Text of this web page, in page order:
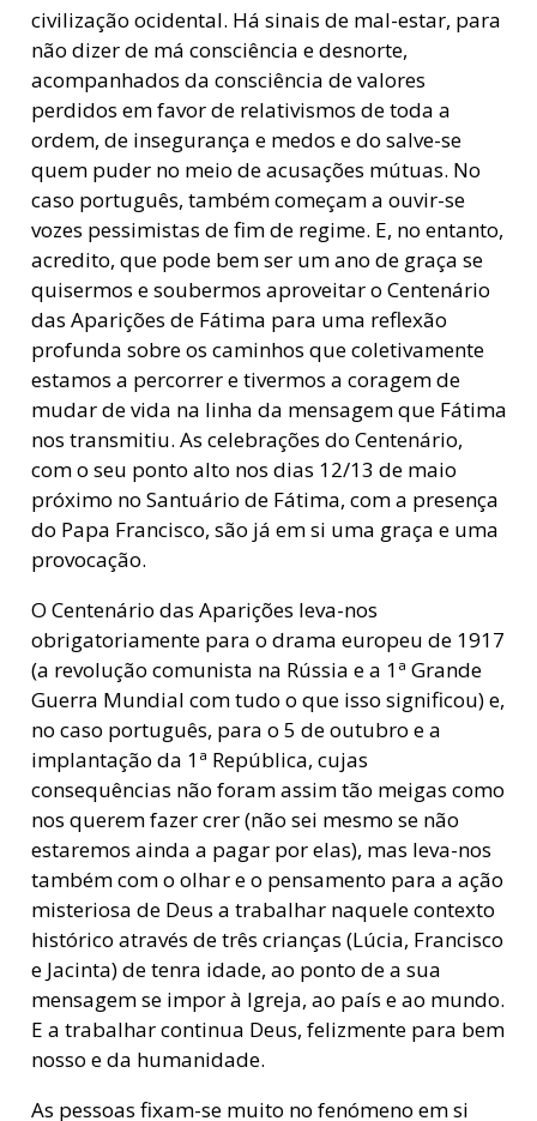
civilização ocidental. Há sinais de mal-estar, para
não dizer de má consciência e desnorte,
acompanhados da consciência de valores
perdidos em favor de relativismos de toda a
ordem, de insegurança e medos e do salve-se
quem puder no meio de acusações mútuas. No
caso português, também começam a ouvir-se
vozes pessimistas de fim de regime. E, no entanto,
acredito, que pode bem ser um ano de graça se
quisermos e soubermos aproveitar o Centenário
das Aparições de Fátima para uma reflexão
profunda sobre os caminhos que coletivamente
estamos a percorrer e tivermos a coragem de
mudar de vida na linha da mensagem que Fátima
nos transmitiu. As celebrações do Centenário,
com o seu ponto alto nos dias 12/13 de maio
próximo no Santuário de Fátima, com a presença
do Papa Francisco, são já em si uma graça e uma
provocação.
O Centenário das Aparições leva-nos
obrigatoriamente para o drama europeu de 1917
(a revolução comunista na Rússia e a 1ª Grande
Guerra Mundial com tudo o que isso significou) e,
no caso português, para o 5 de outubro e a
implantação da 1ª República, cujas
consequências não foram assim tão meigas como
nos querem fazer crer (não sei mesmo se não
estaremos ainda a pagar por elas), mas leva-nos
também com o olhar e o pensamento para a ação
misteriosa de Deus a trabalhar naquele contexto
histórico através de três crianças (Lúcia, Francisco
e Jacinta) de tenra idade, ao ponto de a sua
mensagem se impor à Igreja, ao país e ao mundo.
E a trabalhar continua Deus, felizmente para bem
nosso e da humanidade.
As pessoas fixam-se muito no fenómeno em si